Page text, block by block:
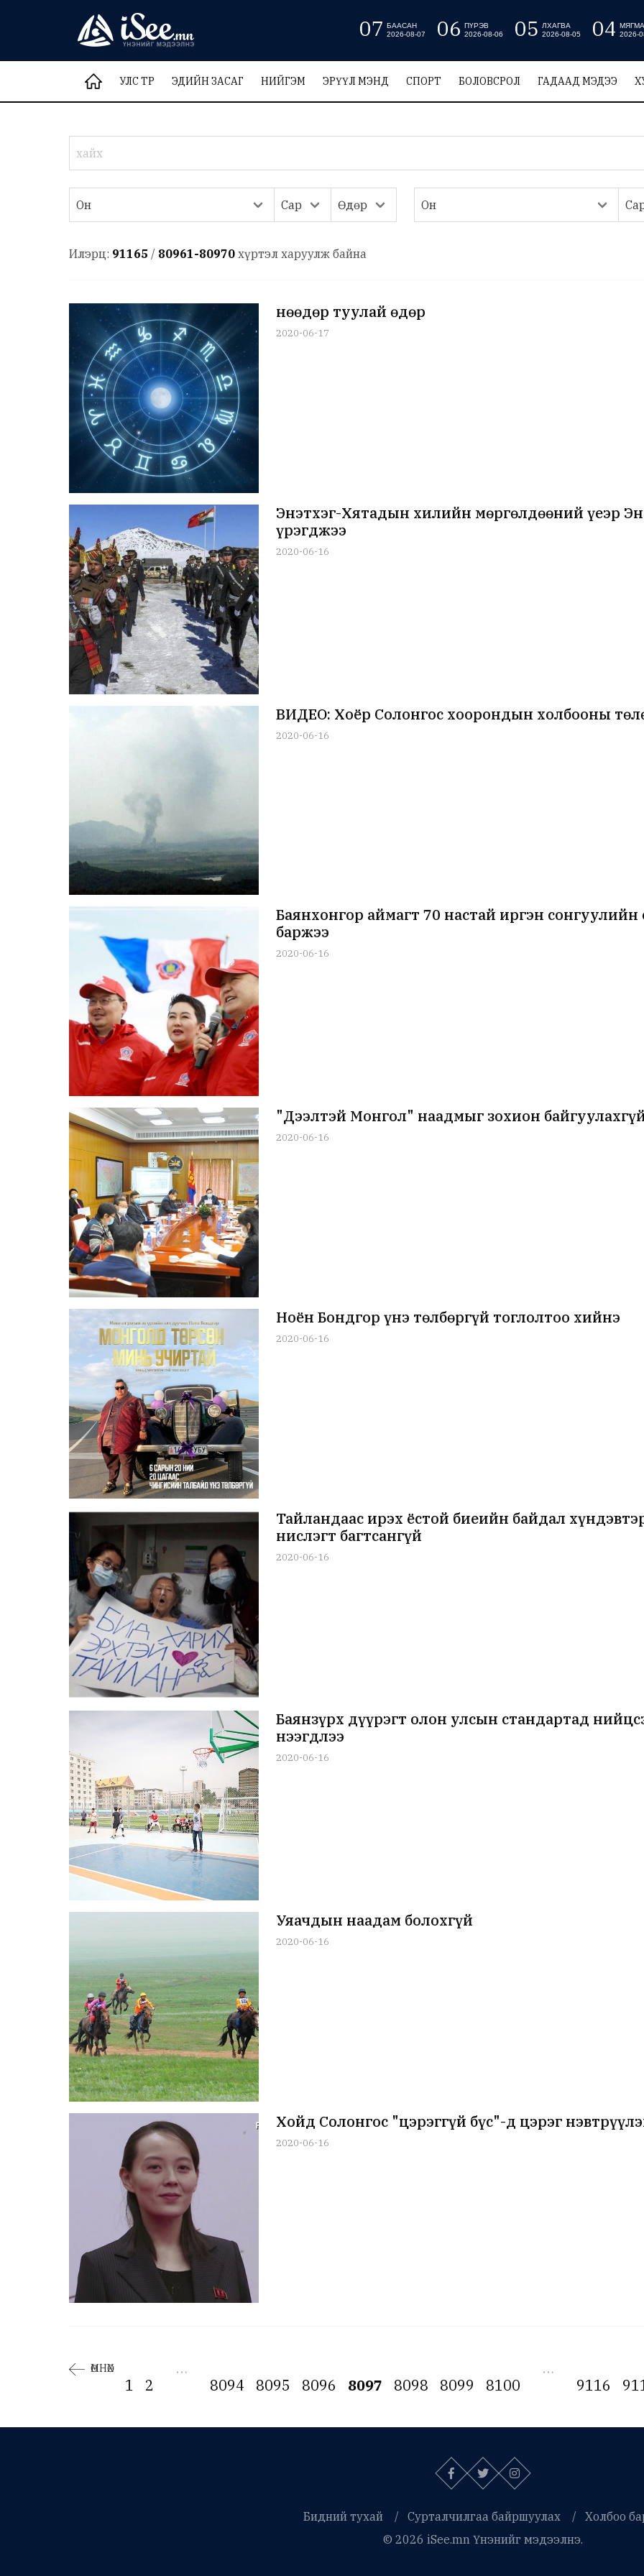
07 БААСАН
2026-08-07
06 ПҮРЭВ
2026-08-06
05
ЛХАГВА
2026-08-05
04 2026-
УЛС ТӨР ЭДИЙН ЗАСАГ НИЙГЭМ ЭРҮҮЛ МЭНД СПОРТ БОЛОВСРОЛ ГАДААД МЭДЭЭ
Илэрц: 91165 / 80961-80970 хүртэл харуулж байна
Өнөөдөр туулай өдөр
2020-06-17
Энэтхэг-Хятадын хилийн мөргөлдөөний үеэр
үрэгджээ
2020-06-16
ВИДЕО: Хоёр Солонгос хоорондын холбооны
2020-06-16
Баянхонгор аймагт 70 настай иргэн
баржээ
2020-06-16
"Дээлтэй Монгол" наадмыг зохион
2020-06-16
Ноён Бондгор үнэ төлбөргүй тоглолтоо хийнэ
2020-06-16
Тайландаас ирэх ёстой биеийн байдал
нислэгт багтсангүй
2020-06-16
Баянзүрх дүүрэгт олон улсын стандартад
нээгдлээ
2020-06-16
Уяачдын наадам болохгүй
2020-06-16
Хойд Солонгос "цэрэггүй бүс"-д цэрэг
2020-06-16
ӨМНӨХ
1 2
…
8094
8095 8096 8097 8098 8099 8100
…
9116
Бидний тухай Сурталчилгаа байршуулах
Холбоо
© 2026 iSee.mn Үнэнийг мэдээлнэ.